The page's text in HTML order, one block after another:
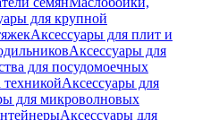
для крупной
Аксессуары для плит и
Аксессуары для
для посудомоечных
техникойАксессуары для
для микроволновых
Аксессуары для